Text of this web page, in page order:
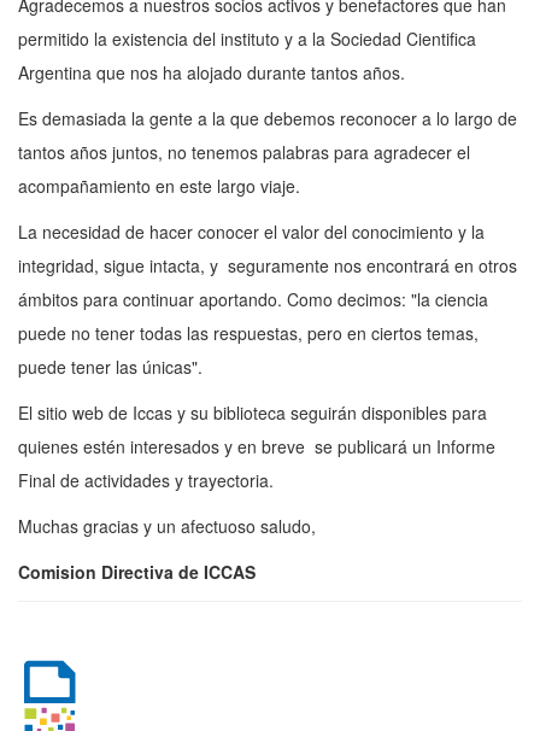
Agradecemos a nuestros socios activos y benefactores que han
permitido la existencia del instituto y a la Sociedad Cientifica
Argentina que nos ha alojado durante tantos años.
Es demasiada la gente a la que debemos reconocer a lo largo de
tantos años juntos, no tenemos palabras para agradecer el
acompañamiento en este largo viaje.
La necesidad de hacer conocer el valor del conocimiento y la
integridad, sigue intacta, y seguramente nos encontrará en otros
ámbitos para continuar aportando. Como decimos: "la ciencia
puede no tener todas las respuestas, pero en ciertos temas,
puede tener las únicas".
El sitio web de Iccas y su biblioteca seguirán disponibles para
quienes estén interesados y en breve se publicará un Informe
Final de actividades y trayectoria.
Muchas gracias y un afectuoso saludo,
Comision Directiva de ICCAS